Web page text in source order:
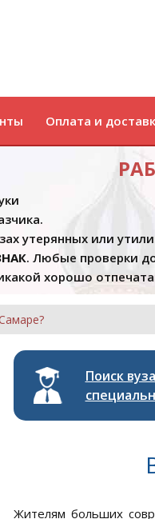
Оплата и
утерянных или
. Любые проверки
хорошо
Поиск
Жителям больших